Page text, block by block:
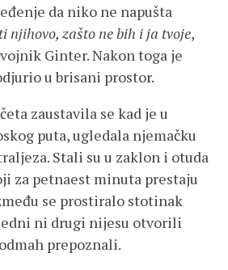
da niko ne napušta
njihovo, zašto ne bih i ja tvoje,
Ginter. Nakon toga je
u brisani prostor.
zaustavila se kad je u
puta, ugledala njemačku
Stali su u zaklon i otuda
za petnaest minuta prestaju
se prostiralo stotinak
ni drugi nijesu otvorili
prepoznali.